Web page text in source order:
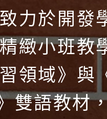
力於開發
緻小班教
領域》與
雙語教材